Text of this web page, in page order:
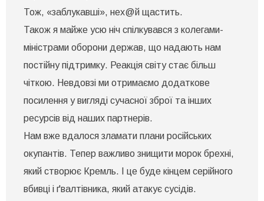
Тож, «заблукавші», нех@й щастить.
Також я майже усю ніч спілкувався з колегами-
міністрами оборони держав, що надають нам
постійну підтримку. Реакція світу стає більш
чіткою. Невдовзі ми отримаємо додаткове
посилення у вигляді сучасної зброї та інших
ресурсів від наших партнерів.
Нам вже вдалося зламати плани російських
окупантів. Тепер важливо знищити морок брехні,
який створює Кремль. І це буде кінцем серійного
вбивці і ґвалтівника, який атакує сусідів.